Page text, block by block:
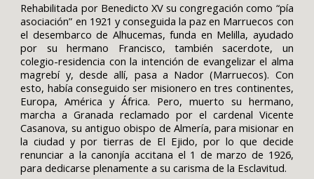
Rehabilitada por Benedicto XV su congregación como “pía
asociación” en 1921 y conseguida la paz en Marruecos con
el desembarco de Alhucemas, funda en Melilla, ayudado
por su hermano Francisco, también sacerdote, un
colegio-residencia con la intención de evangelizar el alma
magrebí y, desde allí, pasa a Nador (Marruecos). Con
esto, había conseguido ser misionero en tres continentes,
Europa, América y África. Pero, muerto su hermano,
marcha a Granada reclamado por el cardenal Vicente
Casanova, su antiguo obispo de Almería, para misionar en
la ciudad y por tierras de El Ejido, por lo que decide
renunciar a la canonjía accitana el 1 de marzo de 1926,
para dedicarse plenamente a su carisma de la Esclavitud.